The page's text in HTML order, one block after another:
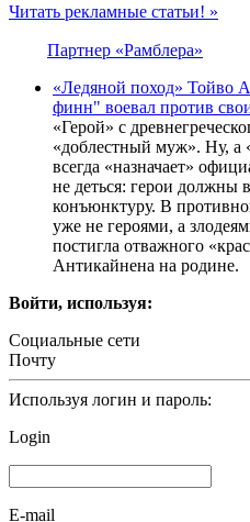
Читать рекламные статьи! »
Партнер «Рамблера»
«Ледяной поход» Тойво
финн" воевал против
«Герой» с
«доблестный муж». Ну, а
всегда «назначает»
не деться: герои должны
конъюнктуру. В
уже не героями, а
постигла отважного
Антикайнена на родине.
Войти, используя:
Социальные сети
Почту
Используя логин и пароль:
Login
E-mail